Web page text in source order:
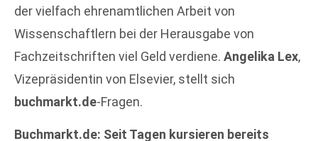
der vielfach ehrenamtlichen Arbeit von
Wissenschaftlern bei der Herausgabe von
Fachzeitschriften viel Geld verdiene. Angelika Lex,
Vizepräsidentin von Elsevier, stellt sich
buchmarkt.de-Fragen.
Buchmarkt.de: Seit Tagen kursieren bereits